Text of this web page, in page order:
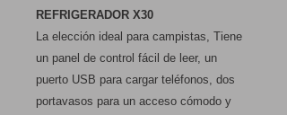
REFRIGERADOR X30
La elección ideal para campistas, Tiene
un panel de control fácil de leer, un
puerto USB para cargar teléfonos, dos
portavasos para un acceso cómodo y